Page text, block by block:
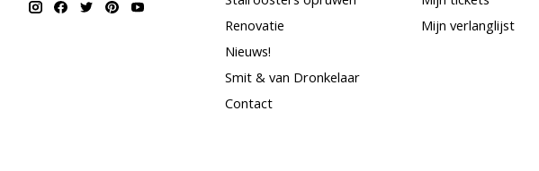
Renovatie
Nieuws!
Smit & van Dronkelaar
Contact
Mijn verlanglijst